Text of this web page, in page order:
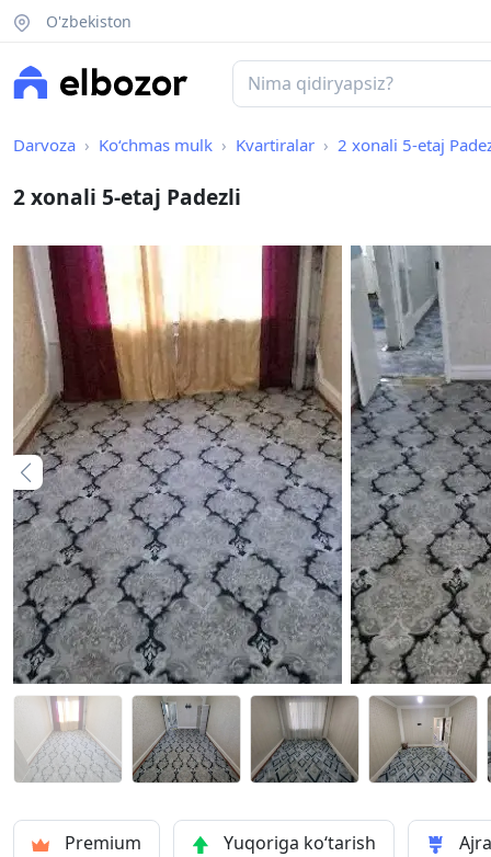
O'zbekiston
Darvoza Ko‘chmas mulk Kvartiralar 2 xonali 5-etaj
2 xonali 5-etaj Padezli
Premium Yuqoriga ko‘tarish